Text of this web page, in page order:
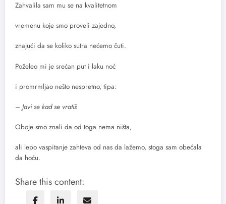
Zahvalila sam mu se na kvalitetnom
vremenu koje smo proveli zajedno,
znajući da se koliko sutra nećemo čuti.
Poželeo mi je srećan put i laku noć
i promrmljao nešto nespretno, tipa:
– Javi se kad se vratiš
Oboje smo znali da od toga nema ništa,
ali lepo vaspitanje zahteva od nas da lažemo, stoga sam obećala
da hoću.
Share this content: